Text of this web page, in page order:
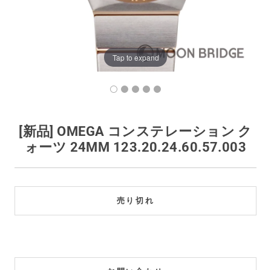
Tap to expand
[新品] OMEGA コンステレーション ク
ォーツ 24MM 123.20.24.60.57.003
売り切れ